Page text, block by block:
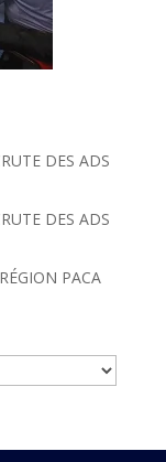
DES ADS
DES ADS
PACA